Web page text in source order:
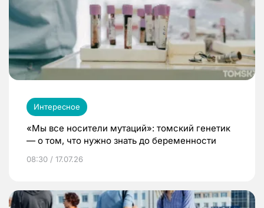
Интересное
«Мы все носители мутаций»: томский генетик
— о том, что нужно знать до беременности
08:30 / 17.07.26